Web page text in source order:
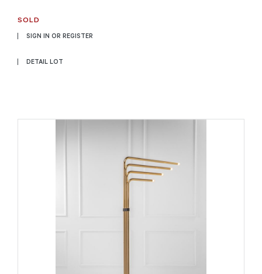
SOLD
SIGN IN OR REGISTER
DETAIL LOT